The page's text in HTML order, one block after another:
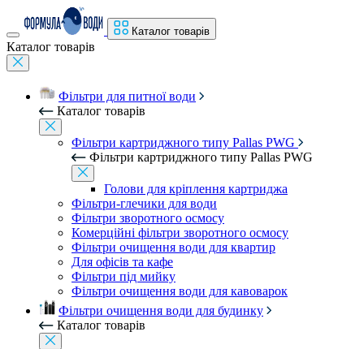
Каталог товарів
Каталог товарів
Фільтри для питної води
Каталог товарів
Фільтри картриджного типу Pallas PWG
Фільтри картриджного типу Pallas PWG
Голови для кріплення картриджа
Фільтри-глечики для води
Фільтри зворотного осмосу
Комерційні фільтри зворотного осмосу
Фільтри очищення води для квартир
Для офісів та кафе
Фільтри під мийку
Фільтри очищення води для кавоварок
Фільтри очищення води для будинку
Каталог товарів